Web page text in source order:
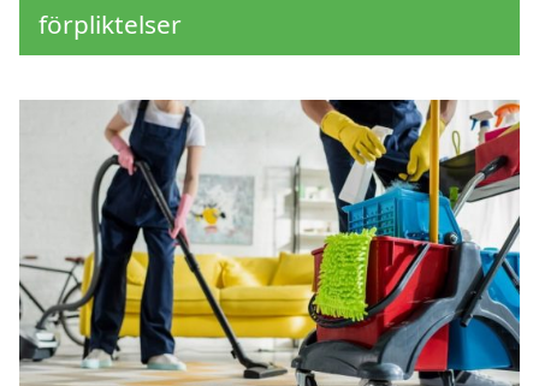
förpliktelser